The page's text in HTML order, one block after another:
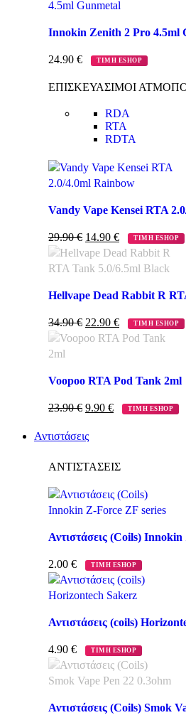
Innokin Zenith 2 Pro 4.5ml
24.90 € ΤΙΜΗ ESHOP
ΕΠΙΣΚΕΥΑΣΙΜΟΙ
RDA
RTA
RDTA
Vandy Vape Kensei RTA
29.90€ 14.90 € ΤΙΜΗ ESHOP
Hellvape Dead Rabbit R
34.90€ 22.90 € ΤΙΜΗ ESHOP
Voopoo RTA Pod Tank 2ml
23.90€ 9.90 € ΤΙΜΗ ESHOP
Αντιστάσεις
ΑΝΤΙΣΤΑΣΕΙΣ
Αντιστάσεις (Coils)
2.00 € ΤΙΜΗ ESHOP
Αντιστάσεις (coils)
4.90 € ΤΙΜΗ ESHOP
Αντιστάσεις (Coils) Smok